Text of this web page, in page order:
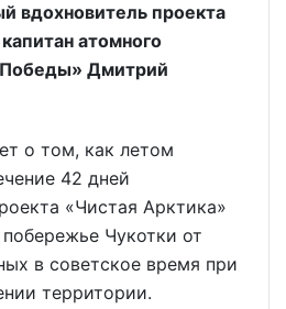
вдохновитель проекта
атомного
Дмитрий
о том, как летом
42 дней
«Чистая Арктика»
Чукотки от
в советское время при
территории.